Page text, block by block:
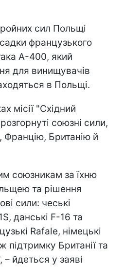
сил Польщі
французького
A-400, який
для винищувачів
в Польщі.
місії "Східний
союзні сили,
Британію й
союзникам за їхню
та рішення
сили: чеські
данські F-16 та
Rafale, німецькі
підтримку Британії та
йдеться у заяві